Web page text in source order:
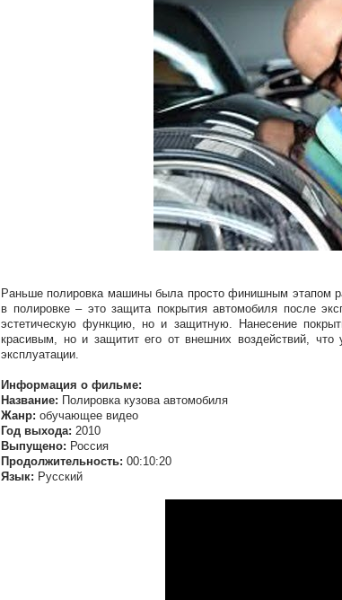
Раньше полировка машины была просто финишным этапом
в полировке – это защита покрытия автомобиля после
эстетическую функцию, но и защитную. Нанесение
красивым, но и защитит его от внешних воздействий, что
эксплуатации.
Информация о фильме:
Название: Полировка кузова автомобиля
Жанр: обучающее видео
Год выхода: 2010
Выпущено: Россия
Продолжительность: 00:10:20
Язык: Русский